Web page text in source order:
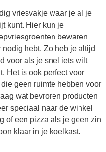
vriesvakje waar je al je
kunt. Hier kun je
bewaren
hebt. Zo heb je altijd
voor als je snel iets wilt
Het is ook perfect voor
geen ruimte hebben voor
wat bevroren producten
speciaal naar de winkel
of een pizza als je geen zin
klaar in je koelkast.